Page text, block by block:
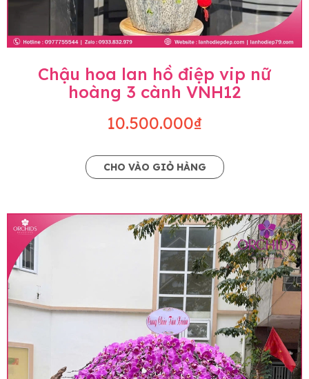
Chậu hoa lan hồ điệp vip nữ
hoàng 3 cành VNH12
10.500.000₫
CHO VÀO GIỎ HÀNG